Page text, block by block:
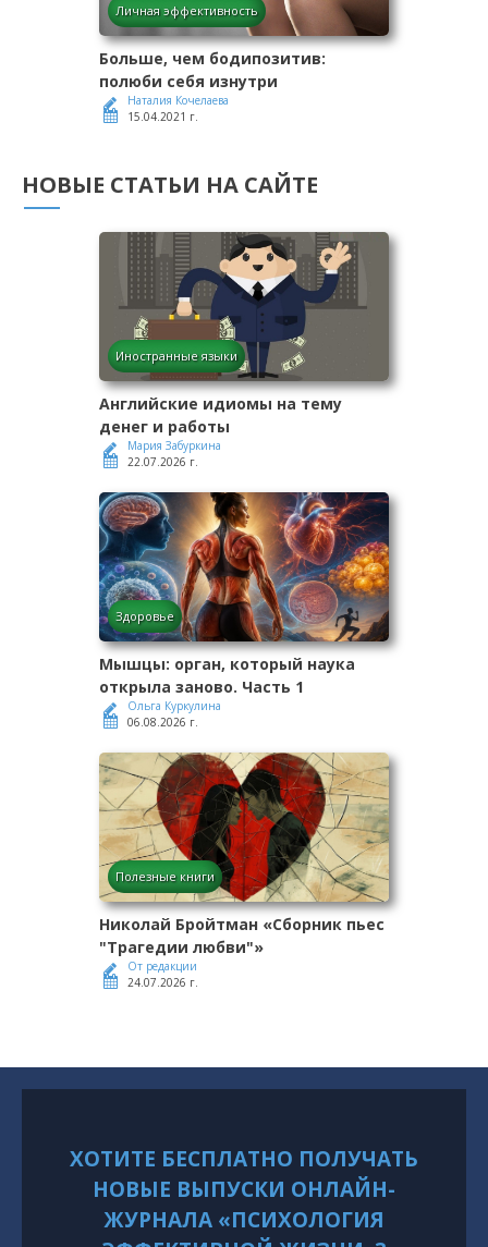
Личная эффективность
Больше, чем бодипозитив:
полюби себя изнутри
Наталия Кочелаева
15.04.2021 г.
НОВЫЕ СТАТЬИ НА САЙТЕ
Иностранные языки
Английские идиомы на тему
денег и работы
Мария Забуркина
22.07.2026 г.
Здоровье
Мышцы: орган, который наука
открыла заново. Часть 1
Ольга Куркулина
06.08.2026 г.
Полезные книги
Николай Бройтман «Сборник пьес
"Трагедии любви"»
От редакции
24.07.2026 г.
ХОТИТЕ БЕСПЛАТНО ПОЛУЧАТЬ
НОВЫЕ ВЫПУСКИ ОНЛАЙН-
ЖУРНАЛА «ПСИХОЛОГИЯ